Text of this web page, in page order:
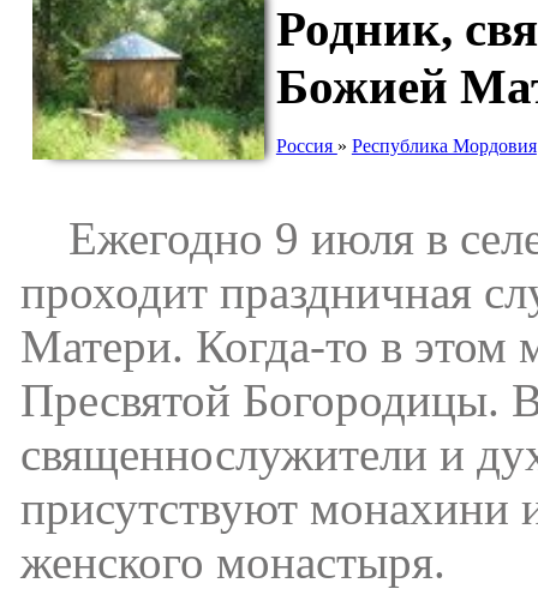
Родник,
Божией
Россия » Республика Мордовия
Ежегодно 9 июля в
проходит праздничная
Матери. Когда-то в этом
Пресвятой Богородицы.
священнослужители и
присутствуют монахини
женского монастыря.